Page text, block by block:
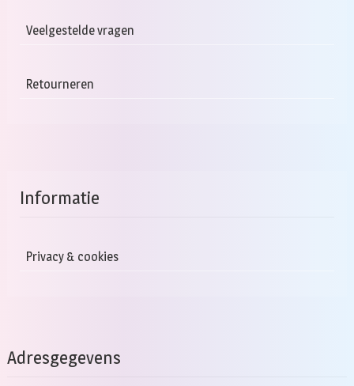
Veelgestelde vragen
Retourneren
Informatie
Privacy & cookies
Adresgegevens